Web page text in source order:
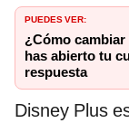
PUEDES VER:
¿Cómo
has abierto tu
respuesta
Disney Plus